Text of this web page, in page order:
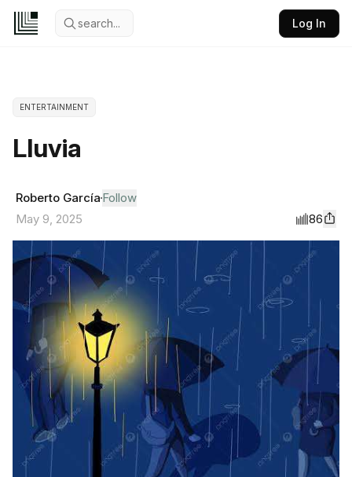
search... Log In
ENTERTAINMENT
Lluvia
Roberto García Follow
May 9, 2025
86